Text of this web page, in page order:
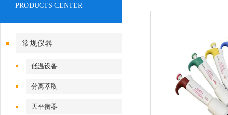
PRODUCTS CENTER
常规仪器
低温设备
分离萃取
天平衡器